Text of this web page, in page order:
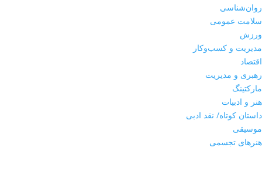
روان‌شناسی
سلامت عمومی
ورزش
مدیریت و کسب‌وکار
اقتصاد
رهبری و مدیریت
مارکتینگ
هنر و ادبیات
داستان کوتاه/ نقد ادبی
موسیقی
هنرهای تجسمی